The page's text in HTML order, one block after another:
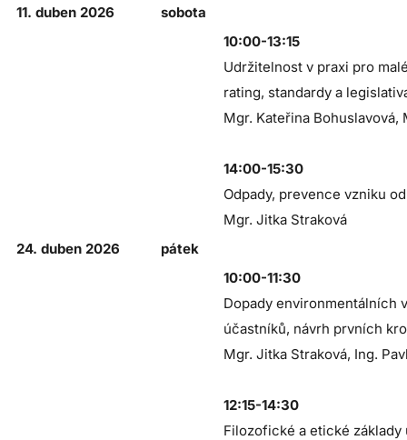
11. duben 2026
sobota
10:00-13:15
Udržitelnost v praxi pro
rating, standardy a
Mgr. Kateřina Bohuslavová,
14:00-15:30
Odpady, prevence vzniku
Mgr. Jitka Straková
24. duben 2026
pátek
10:00-11:30
Dopady environmentálních
účastníků, návrh prvních
Mgr. Jitka Straková, Ing.
12:15-14:30
Filozofické a etické